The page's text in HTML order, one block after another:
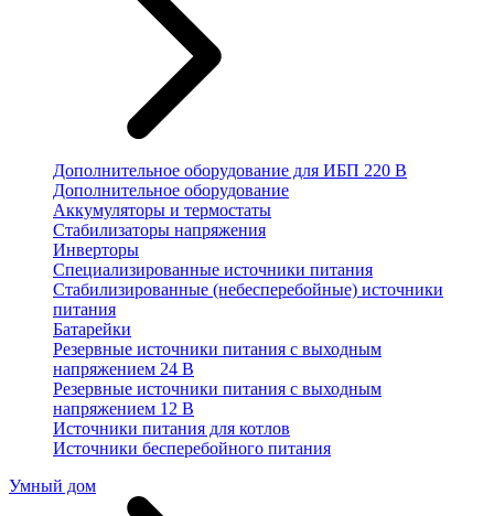
Дополнительное оборудование для ИБП 220 В
Дополнительное оборудование
Аккумуляторы и термостаты
Стабилизаторы напряжения
Инверторы
Специализированные источники питания
Стабилизированные (небесперебойные) источники
питания
Батарейки
Резервные источники питания с выходным
напряжением 24 В
Резервные источники питания с выходным
напряжением 12 В
Источники питания для котлов
Источники бесперебойного питания
Умный дом